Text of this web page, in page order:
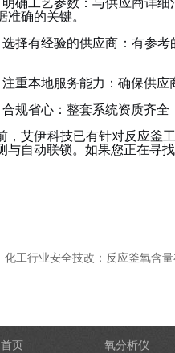
准确的关键。
选择有经验的供应商 ： 有参考
注重本地服务能力：确保供应
合规省心：整套系统资质齐全
，艾伊科技已有针对反应釜
与自动联锁。如果您正在寻
化工行业安全技改：反应釜氧含
页 氧分析仪